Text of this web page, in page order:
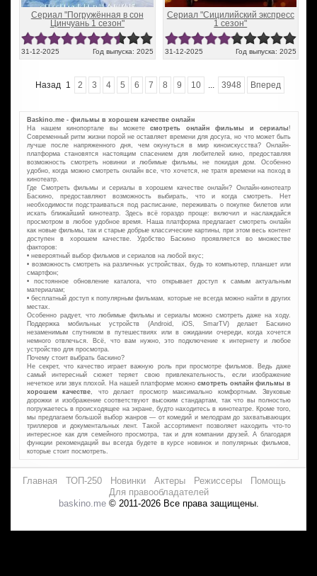
Сериал "Погружённая в сон
Цинчуань 1 сезон"
31-12-2025 Год выпуска: 2025
Сериал "Сицилийский экспресс
1 сезон"
31-12-2025 Год выпуска: 2025
Назад 1 2 3 4 5 6 7 8 9 10 ... 3948 Вперед
Baskino.me - фильмы в хорошем качестве онлайн
На нашем кинопортале вы можетесмотреть онлайн фильмы и сериалы!
Современный ритм жизни порой не оставляет времени для досуга, но что может быть
лучше после напряженного дня, чем окунуться в мир киноискусства? Онлайн-
платформа становятся настоящим спасением для любителей кино, предоставляя
возможность смотреть новинки и любимые фильмы, не покидая дом. Особенно
удобно, когда можно смотреть онлайн все, что хочется, не тратя времени на поход в
кинотеатр.
Где Смотреть фильмы и сериалы в хорошем качестве онлайн? Онлайн-кинотеатр
Баскино, предоставляют возможность выбирать, что и когда смотреть. Нет
необходимости подстраиваться под расписание, переживать о покупке билетов или
искать ближайший кинотеатр. Здесь всё гораздо проще: включил и наслаждайся
просмотром в любое удобное время. Наша платформа предлагает смотреть онлайн
как новые фильмы, так и старые добрые классические картины, при этом весь контент
доступен в хорошем качестве. Удобство Баскино проявляется во множестве
факторов:
• невероятный выбор фильмов и сериалов на любой вкус;
• возможность смотреть на различных устройствах, будь то компьютер, планшет или
смартфон;
• постоянное обновление каталога, что открывает доступ к самым актуальным
материалам;
• бесплатный доступ к популярным фильмам, которые не всегда можно найти в других
местах.
Особенно радует, что любимые фильмы и сериалы можно смотреть даже на ходу.
Поддержка мобильных устройств (Android, iOS, SmarTV) делает Баскино
незаменимым спутником в путешествиях или в ожидании очереди, когда хочется
немного отвлечься. Всё, что вам нужно, это подключение к интернету и любое
устройство для просмотра.
Почему стоит выбрать баскино?
Не секрет, что качество играет важную роль при просмотре фильмов. Ведь даже
самый интересный сюжет теряет свою привлекательность, если изображение
нечеткое или звук плохой. На нашей платформе можно смотреть онлайн фильмы в
хорошем качестве, что делает просмотр максимально комфортным. Звуковые
дорожки и изображение соответствуют высоким стандартам, так что вы полностью
погружаетесь в происходящее на экране, будто находитесь в кинотеатре. Кроме того,
мы предлагаем большой выбор жанров — от комедий и мелодрам до захватывающих
триллеров и документальных лент. Такой ассортимент позволяет находить что-то
интересное как для семейного просмотра, так и для компании друзей. А благодаря
функции рекомендаций вы всегда будете в курсе новинок и популярных фильмов,
которые стоит посмотреть.
Главная ТОП-250 Новинки Актеры Режиссеры
Помощь
Для правообладателей
baskino.me© 2011-2026 Все права защищены.